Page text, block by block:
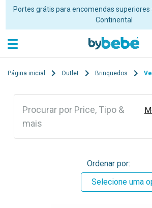
Portes grátis para encomendas superiores
Continental
Página inicial Outlet Brinquedos
Procurar por Price, Tipo &
mais
Ordenar por:
Selecione uma